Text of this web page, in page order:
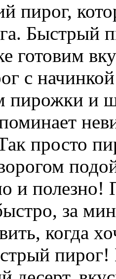
пирог,
Быстрый
готовим
с
пирожки и
просто
и полезно!
за
когда
пирог!